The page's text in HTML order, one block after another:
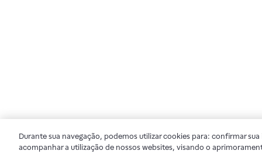
Durante sua navegação, podemos utilizar cookies para: confirmar
acompanhar a utilização de nossos websites, visando o